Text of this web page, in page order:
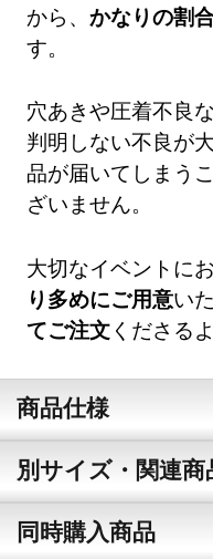
から、かなりの割
す。
穴あきや圧着不良
判明しない不良が
品が届いてしまう
ざいません。
大切なイベントに
り多めにご用意い
てご注文 くださる
商品仕様
別サイズ・関連商
同時購入商品